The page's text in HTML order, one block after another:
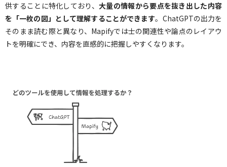
供することに特化しており、大量の情報から要点を抜き出した内容
を「一枚の図」として理解することができます。ChatGPTの出力を
そのまま読む際と異なり、Mapifyでは士の関連性や論点のレイアウ
トを明確にでき、内容を直感的に把握しやすくなります。